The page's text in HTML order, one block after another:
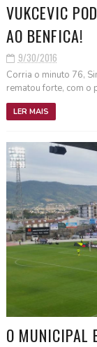
VUKCEVIC
AO BENFICA!
9/30/2016
Corria o minuto 76,
rematou forte, com o
LER MAIS
O MUNICIPAL